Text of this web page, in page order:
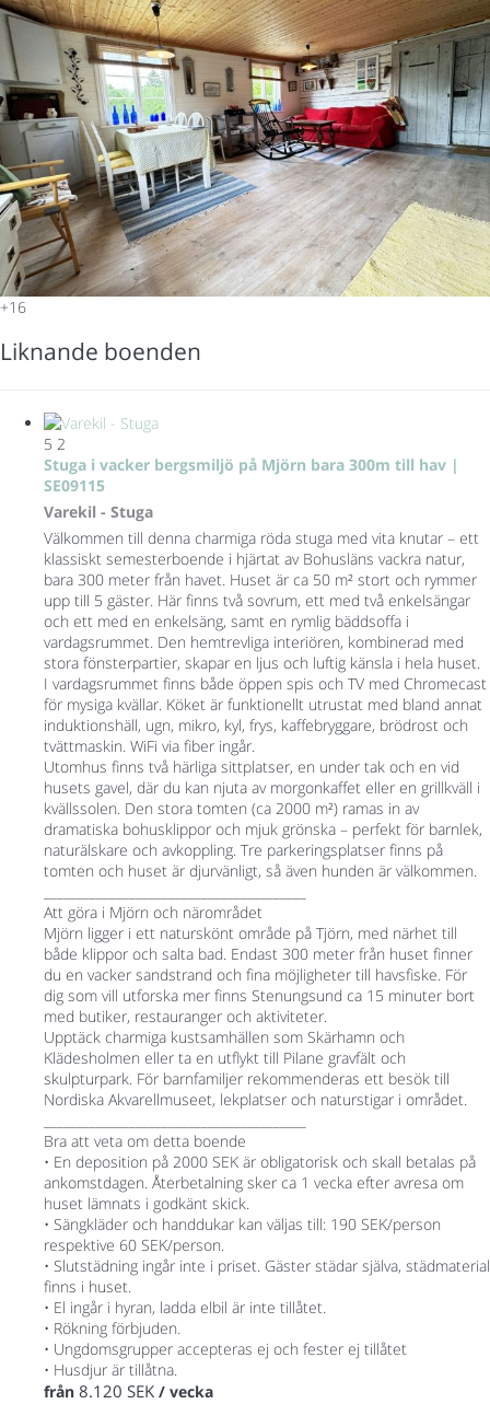
+16
Liknande boenden
5 2
Stuga i vacker bergsmiljö på Mjörn bara 300m till hav |
SE09115
Varekil - Stuga
Välkommen till denna charmiga röda stuga med vita knutar – ett
klassiskt semesterboende i hjärtat av Bohusläns vackra natur,
bara 300 meter från havet. Huset är ca 50 m² stort och rymmer
upp till 5 gäster. Här finns två sovrum, ett med två enkelsängar
och ett med en enkelsäng, samt en rymlig bäddsoffa i
vardagsrummet. Den hemtrevliga interiören, kombinerad med
stora fönsterpartier, skapar en ljus och luftig känsla i hela huset.
I vardagsrummet finns både öppen spis och TV med Chromecast
för mysiga kvällar. Köket är funktionellt utrustat med bland annat
induktionshäll, ugn, mikro, kyl, frys, kaffebryggare, brödrost och
tvättmaskin. WiFi via fiber ingår.
Utomhus finns två härliga sittplatser, en under tak och en vid
husets gavel, där du kan njuta av morgonkaffet eller en grillkväll i
kvällssolen. Den stora tomten (ca 2000 m²) ramas in av
dramatiska bohusklippor och mjuk grönska – perfekt för barnlek,
naturälskare och avkoppling. Tre parkeringsplatser finns på
tomten och huset är djurvänligt, så även hunden är välkommen.
Att göra i Mjörn och närområdet
Mjörn ligger i ett naturskönt område på Tjörn, med närhet till
både klippor och salta bad. Endast 300 meter från huset finner
du en vacker sandstrand och fina möjligheter till havsfiske. För
dig som vill utforska mer finns Stenungsund ca 15 minuter bort
med butiker, restauranger och aktiviteter.
Upptäck charmiga kustsamhällen som Skärhamn och
Klädesholmen eller ta en utflykt till Pilane gravfält och
skulpturpark. För barnfamiljer rekommenderas ett besök till
Nordiska Akvarellmuseet, lekplatser och naturstigar i området.
Bra att veta om detta boende
• En deposition på 2000 SEK är obligatorisk och skall betalas på
ankomstdagen. Återbetalning sker ca 1 vecka efter avresa om
huset lämnats i godkänt skick.
• Sängkläder och handdukar kan väljas till: 190 SEK/person
respektive 60 SEK/person.
• Slutstädning ingår inte i priset. Gäster städar själva, städmaterial
finns i huset.
• El ingår i hyran, ladda elbil är inte tillåtet.
• Rökning förbjuden.
• Ungdomsgrupper accepteras ej och fester ej tillåtet
• Husdjur är tillåtna.
från 8.120 SEK / vecka